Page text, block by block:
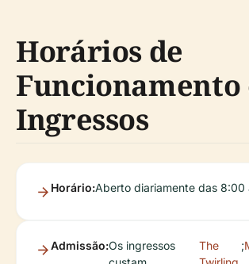
Horários de
Funcionamento
Ingressos
Horário:Aberto diariamente das 8:00
Admissão:Os ingressos
The
;